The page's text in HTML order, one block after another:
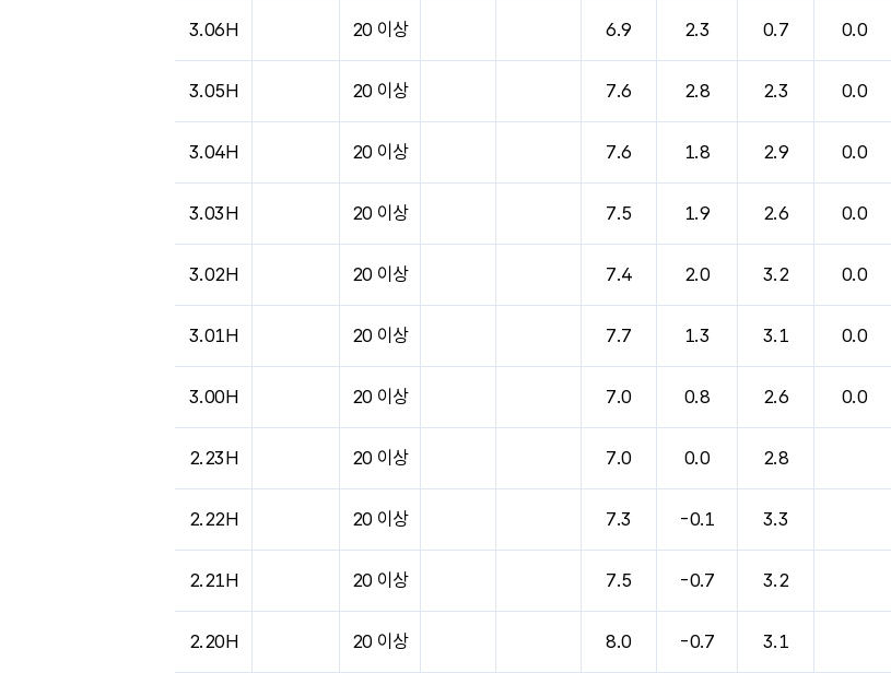
3.06H 20 이상 6.9 2.3 0.7 0.0
3.05H 20 이상 7.6 2.8 2.3 0.0
3.04H 20 이상 7.6 1.8 2.9 0.0
3.03H 20 이상 7.5 1.9 2.6 0.0
3.02H 20 이상 7.4 2.0 3.2 0.0
3.01H 20 이상 7.7 1.3 3.1 0.0
3.00H 20 이상 7.0 0.8 2.6 0.0
2.23H 20 이상 7.0 0.0 2.8
2.22H 20 이상 7.3 -0.1 3.3
2.21H 20 이상 7.5 -0.7 3.2
2.20H 20 이상 8.0 -0.7 3.1